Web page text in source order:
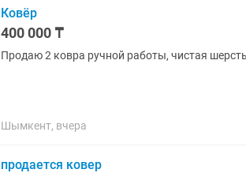
Ковёр
400 000 ₸
Продаю 2 ковра ручной работы, чистая
Шымкент, вчера
продается ковер